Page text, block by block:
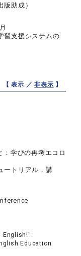
助成）
習支援システムの
【 表示 ／非表示 】
：学びの再考エコロ
ートリアル，講
English!":
Education